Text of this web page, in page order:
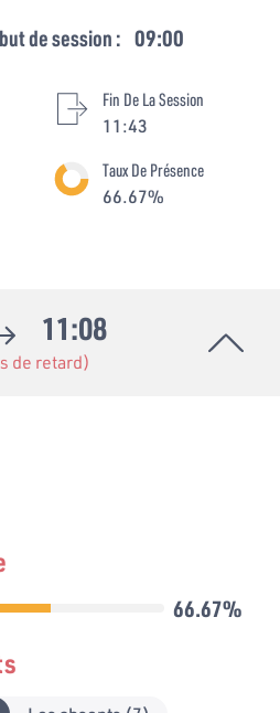
de session : 09:00
Fin De La Session
11:43
Taux De Présence
66.67%
11:08
de retard)
66.67%